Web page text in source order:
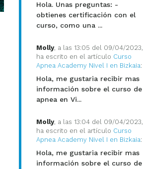
Hola. Unas preguntas: -
obtienes certificación con el
curso, como una ...
Molly, a las 13:05 del 09/04/2023,
ha escrito en el artículo Curso
Apnea Academy Nivel I en Bizkaia:
Hola, me gustaria recibir mas
información sobre el curso de
apnea en Vi...
Molly, a las 13:04 del 09/04/2023,
ha escrito en el artículo Curso
Apnea Academy Nivel I en Bizkaia:
Hola, me gustaria recibir mas
información sobre el curso de